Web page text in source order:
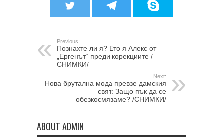
Previous:
Познахте ли я? Ето я Алекс от
„Ергенът“ преди корекциите /
СНИМКИ/
Next:
Нова брутална мода превзе дамския
свят: Защо пък да се
обезкосмяваме? /СНИМКИ/
ABOUT ADMIN